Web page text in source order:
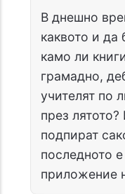
В днешно
каквото и да
камо ли
грамадно,
учителят по
през
подпират
последното
приложение